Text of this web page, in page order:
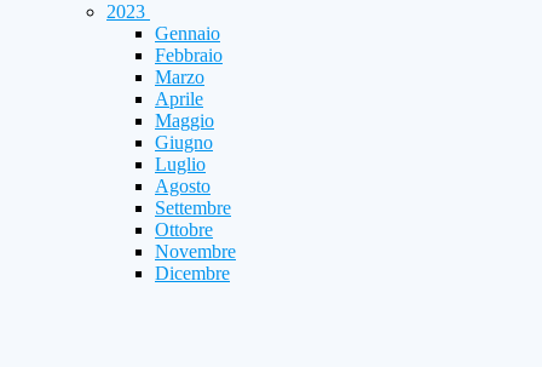
2023
Gennaio
Febbraio
Marzo
Aprile
Maggio
Giugno
Luglio
Agosto
Settembre
Ottobre
Novembre
Dicembre